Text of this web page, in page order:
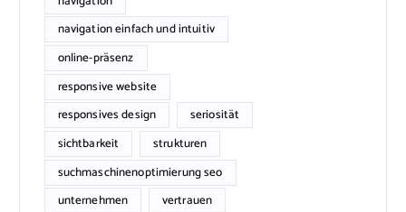
navigation einfach und intuitiv
online-präsenz
responsive website
responsives design
seriosität
sichtbarkeit
strukturen
suchmaschinenoptimierung seo
unternehmen
vertrauen